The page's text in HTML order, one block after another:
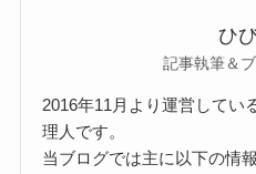
ひ
記事執筆＆
2016年11月より運営してい
理人です。
当ブログでは主に以下の情